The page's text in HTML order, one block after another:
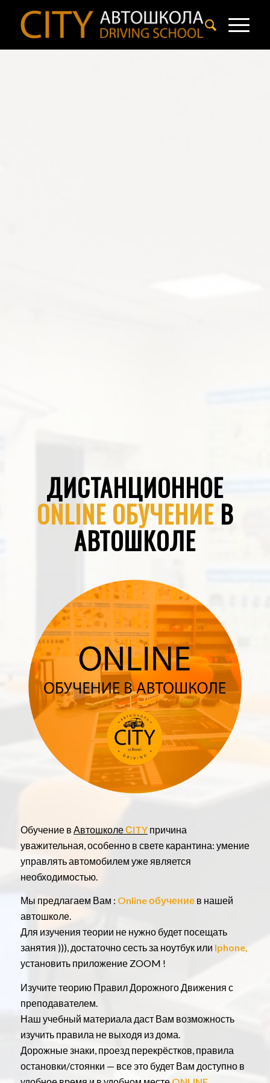
ДИСТАНЦИОННОЕ
ONLINE ОБУЧЕНИЕ В
АВТОШКОЛЕ
Обучение в АвтошколеСITY причина
уважительная, особенно в свете карантина: умение
управлять автомобилем уже является
необходимостью.
Мы предлагаем Вам : Online обучение в нашей
автошколе.
Для изучения теории не нужно будет посещать
занятия ))), достаточно сесть за ноутбук или Iphone,
установить приложение ZOOM !
Изучите теорию Правил Дорожного Движения с
преподавателем.
Наш учебный материала даст Вам возможность
изучить правила не выходя из дома.
Дорожные знаки, проезд перекрёстков, правила
остановки/стоянки — все это будет Вам доступно в